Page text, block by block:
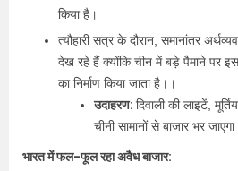
किया है।
त्यौहारी सत्र के दौरान, समानांतर
देख रहे हैं क्योंकि चीन में बड़े पैमाने पर
का निर्माण किया जाता है।।
उदाहरण: दिवाली की लाइटें,
चीनी सामानों से बाजार भर
भारत में फल-फूल रहा अवैध बाजार: